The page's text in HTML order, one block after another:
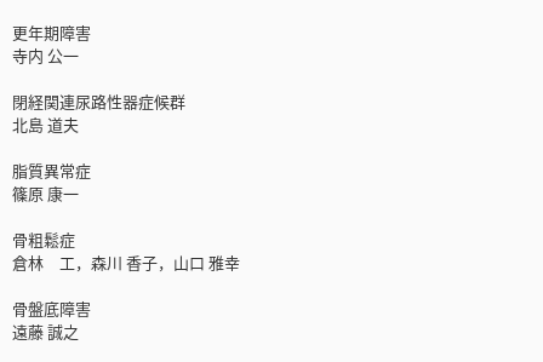
更年期障害
寺内 公一
閉経関連尿路性器症候群
北島 道夫
脂質異常症
篠原 康一
骨粗鬆症
倉林 工，森川 香子，山口 雅幸
骨盤底障害
遠藤 誠之